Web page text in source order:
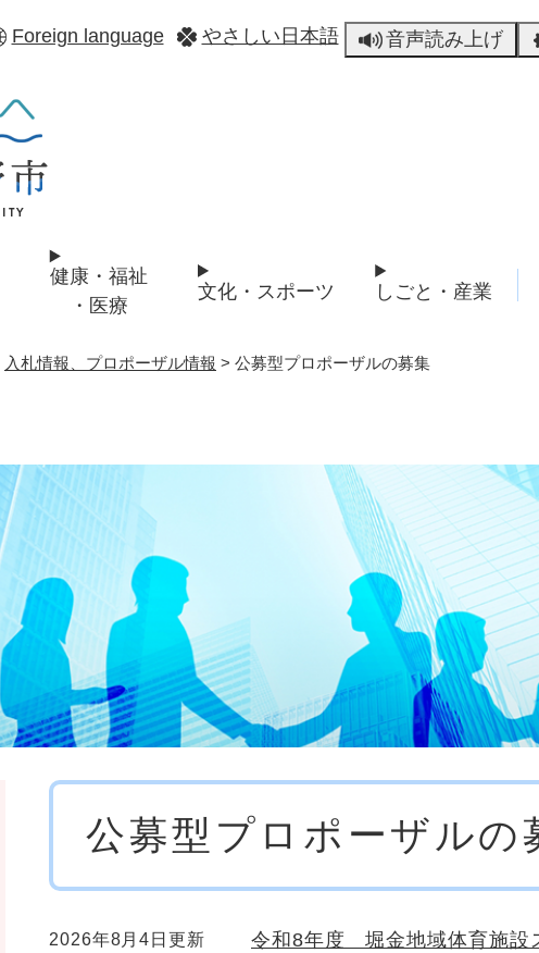
Foreign language やさしい日本語 音声読み上げ
健康・福祉
・医療
文化・スポーツ しごと・産業
入札情報、プロポーザル情報 > 公募型プロポーザルの募集
公募型プロポーザルの
2026年8月4日更新
令和8年度 堀金地域体育施設